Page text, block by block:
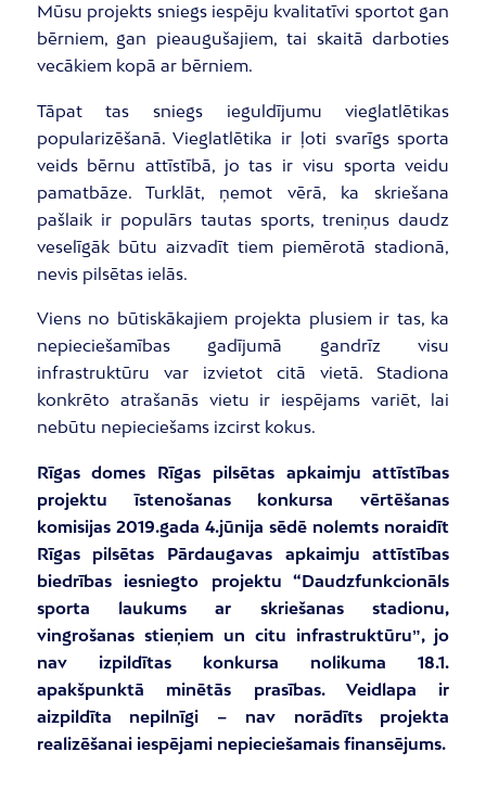
Mūsu projekts sniegs iespēju kvalitatīvi sportot gan
bērniem, gan pieaugušajiem, tai skaitā darboties
vecākiem kopā ar bērniem.
Tāpat tas sniegs ieguldījumu vieglatlētikas
popularizēšanā. Vieglatlētika ir ļoti svarīgs sporta
veids bērnu attīstībā, jo tas ir visu sporta veidu
pamatbāze. Turklāt, ņemot vērā, ka skriešana
pašlaik ir populārs tautas sports, treniņus daudz
veselīgāk būtu aizvadīt tiem piemērotā stadionā,
nevis pilsētas ielās.
Viens no būtiskākajiem projekta plusiem ir tas, ka
nepieciešamības gadījumā gandrīz visu
infrastruktūru var izvietot citā vietā. Stadiona
konkrēto atrašanās vietu ir iespējams variēt, lai
nebūtu nepieciešams izcirst kokus.
Rīgas domes Rīgas pilsētas apkaimju attīstības
projektu īstenošanas konkursa vērtēšanas
komisijas 2019.gada 4.jūnija sēdē nolemts noraidīt
Rīgas pilsētas Pārdaugavas apkaimju attīstības
biedrības iesniegto projektu “Daudzfunkcionāls
sporta laukums ar skriešanas stadionu,
vingrošanas stieņiem un citu infrastruktūruˮ, jo
nav izpildītas konkursa nolikuma 18.1.
apakšpunktā minētās prasības. Veidlapa ir
aizpildīta nepilnīgi – nav norādīts projekta
realizēšanai iespējami nepieciešamais finansējums.